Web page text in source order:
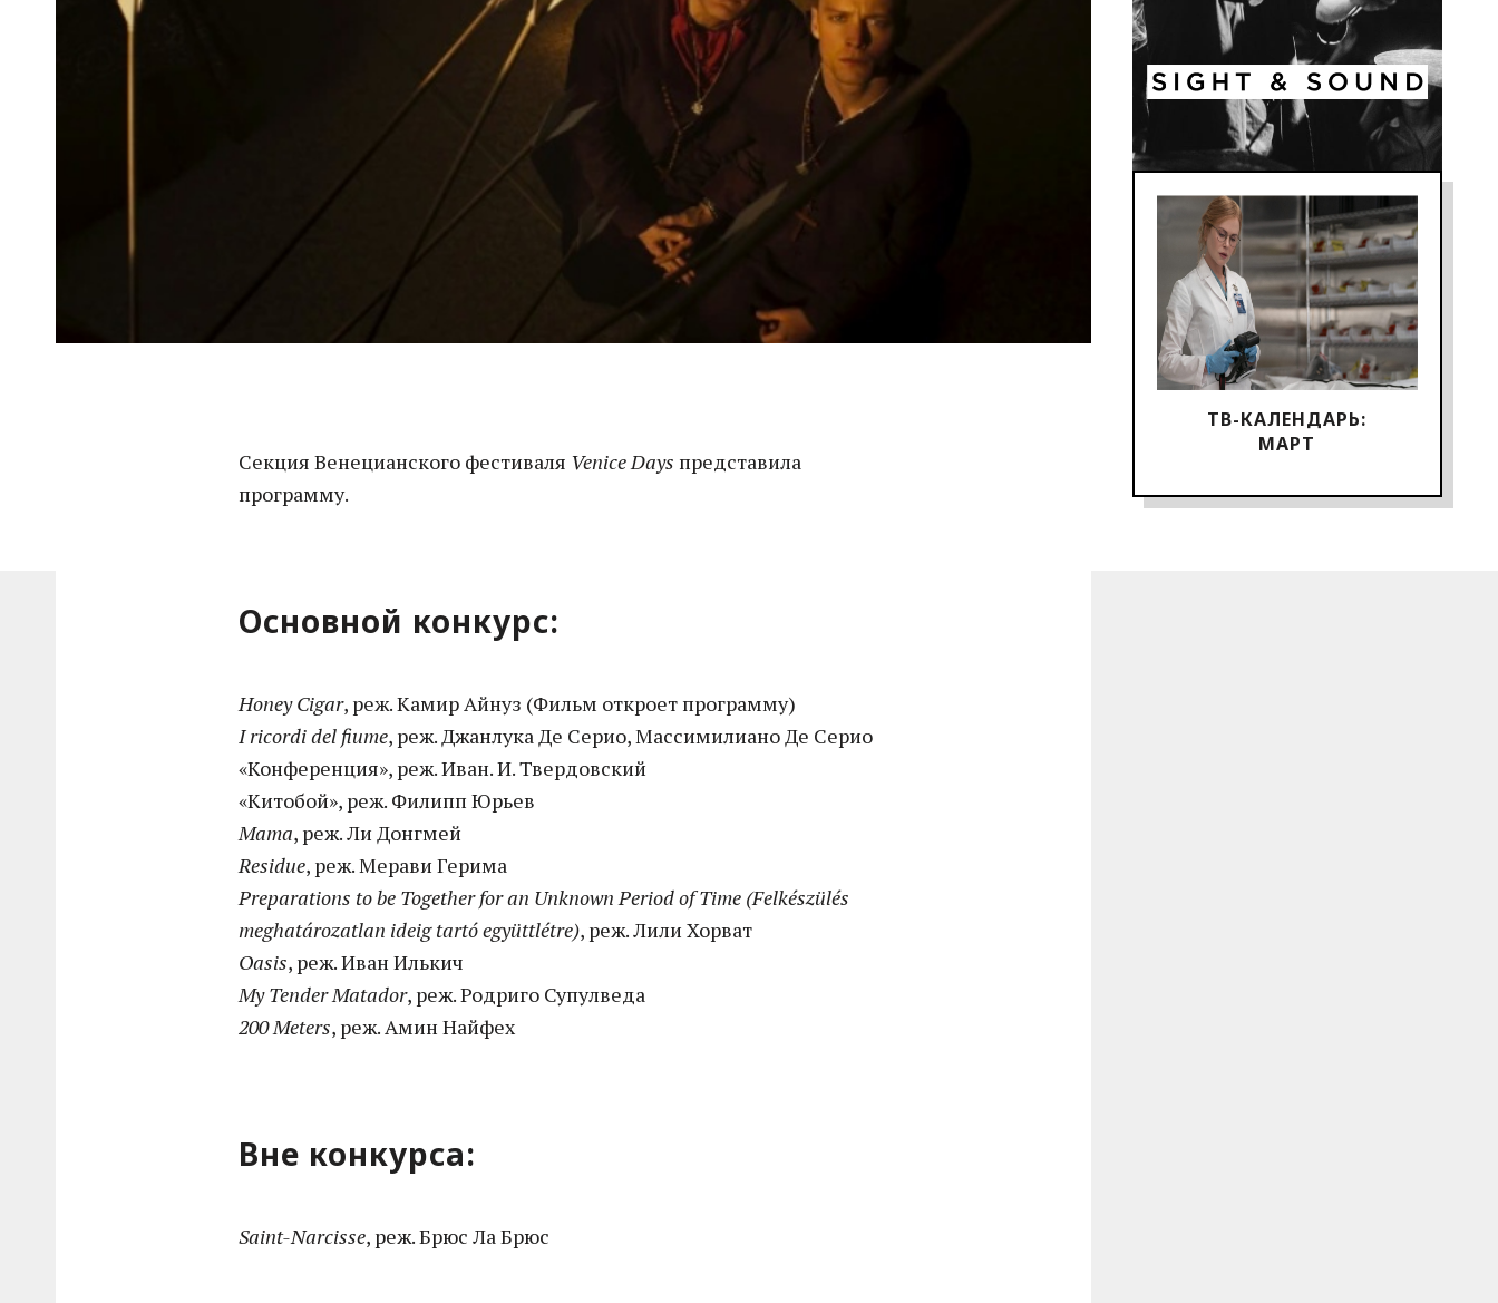
ТВ-КАЛЕНДАРЬ:
МАРТ
Секция Венецианского фестиваля Venice Days представила
программу.
Основной конкурс:
Honey Cigar, реж. Камир Айнуз (Фильм откроет программу)
I ricordi del fiume, реж. Джанлука Де Серио, Массимилиано Де Серио
«Конференция», реж. Иван. И. Твердовский
«Китобой», реж. Филипп Юрьев
Mama, реж. Ли Донгмей
Residue, реж. Мерави Герима
Preparations to be Together for an Unknown Period of Time (Felkészülés
meghatározatlan ideig tartó együttlétre), реж. Лили Хорват
Oasis, реж. Иван Илькич
My Tender Matador, реж. Родриго Супулведа
200 Meters, реж. Амин Найфех
Вне конкурса:
Saint-Narcisse, реж. Брюс Ла Брюс